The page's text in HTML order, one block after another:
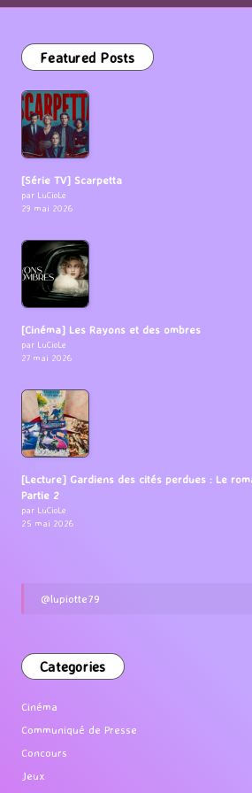
Featured Posts
[Série TV] Scarpetta
par LuCioLe
29 mai 2026
[Cinéma] Les Rayons et des ombres
par LuCioLe
27 mai 2026
[Lecture] Gardiens des cités perdues : Le
Partie 2
par LuCioLe
25 mai 2026
@lupiotte79
Categories
Cinéma
Communiqué de Presse
Concours
Jeux